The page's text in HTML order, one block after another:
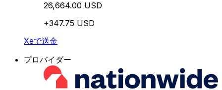
26,664.00 USD
+347.75 USD
Xeで送金
プロバイダー